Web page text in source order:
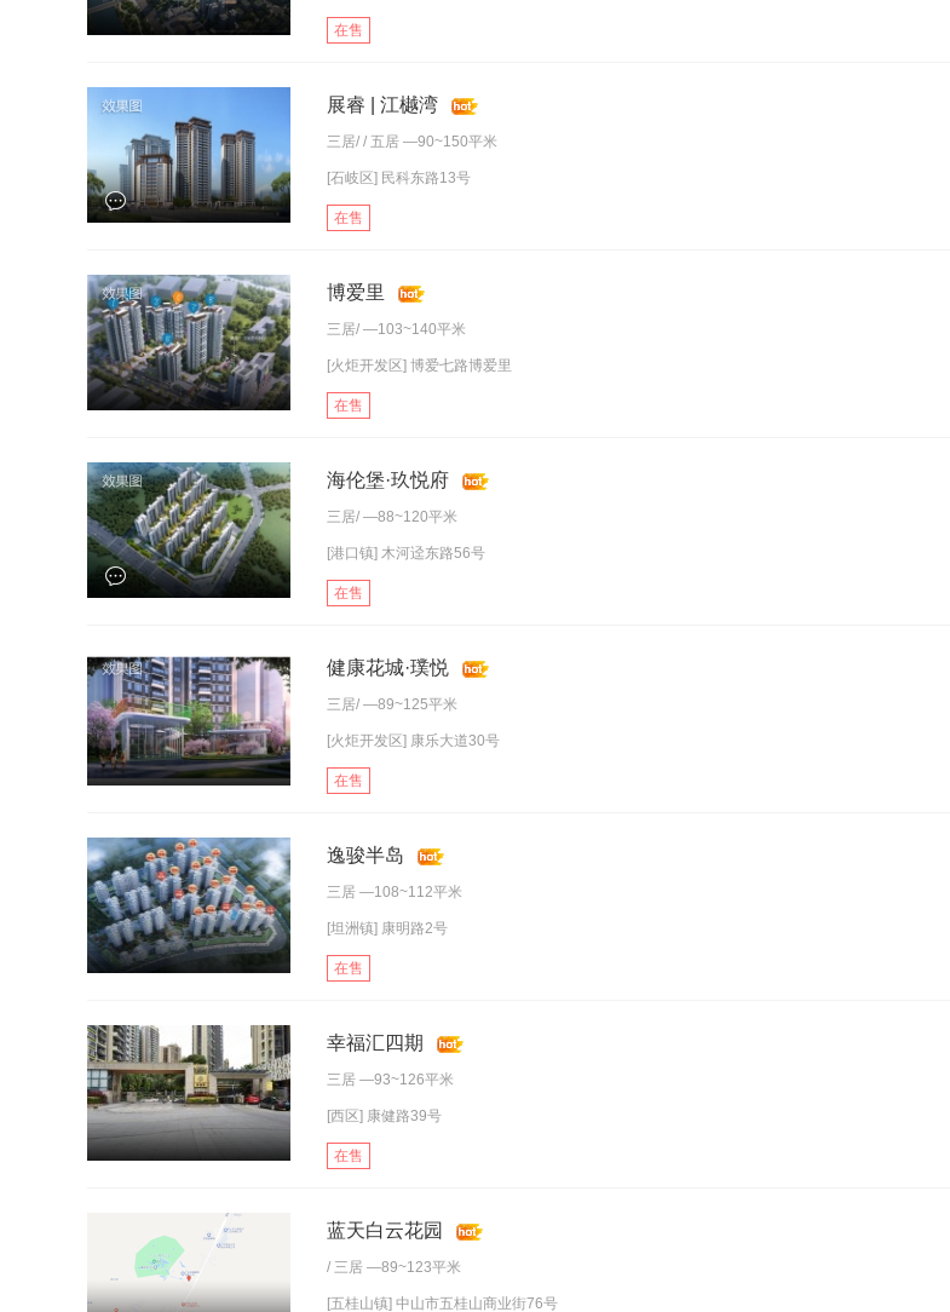
在售
展睿 | 江樾湾
三居/ / 五居 —90~150平米
[石岐区] 民科东路13号
在售
博爱里
三居/ —103~140平米
[火炬开发区] 博爱七路博爱里
在售
海伦堡·玖悦府
三居/ —88~120平米
[港口镇] 木河迳东路56号
在售
健康花城·璞悦
三居/ —89~125平米
[火炬开发区] 康乐大道30号
在售
逸骏半岛
三居 —108~112平米
[坦洲镇] 康明路2号
在售
幸福汇四期
三居 —93~126平米
[西区] 康健路39号
在售
蓝天白云花园
/ 三居 —89~123平米
[五桂山镇] 中山市五桂山商业街76号